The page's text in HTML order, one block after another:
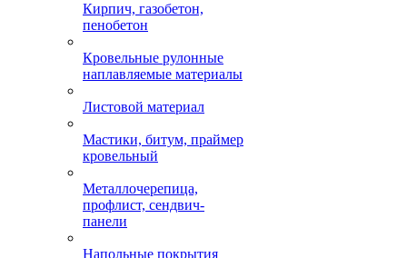
Кирпич, газобетон,
пенобетон
Кровельные рулонные
наплавляемые материалы
Листовой материал
Мастики, битум, праймер
кровельный
Металлочерепица,
профлист, сендвич-
панели
Напольные покрытия